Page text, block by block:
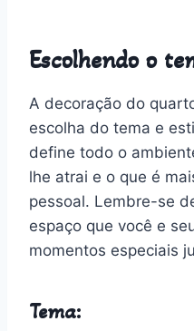
Escolhendo o
A decoração do
escolha do tema e
define todo o
lhe atrai e o que é
pessoal. Lembre-se
espaço que você e
momentos especiais
Tema: